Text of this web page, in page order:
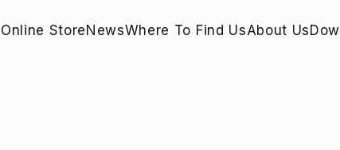
Online Store NewsWhere To Find UsAbout Us